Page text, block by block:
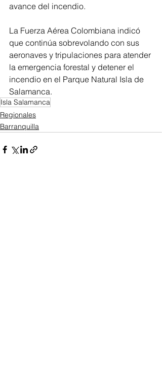
avance del incendio.
La Fuerza Aérea Colombiana indicó
que continúa sobrevolando con sus
aeronaves y tripulaciones para atender
la emergencia forestal y detener el
incendio en el Parque Natural Isla de
Salamanca.
Isla Salamanca
Regionales
Barranquilla